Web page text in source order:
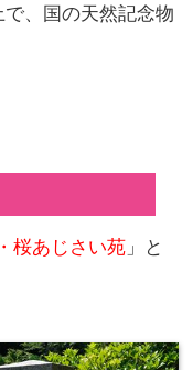
、国の天然記念物
桜あじさい苑 」と